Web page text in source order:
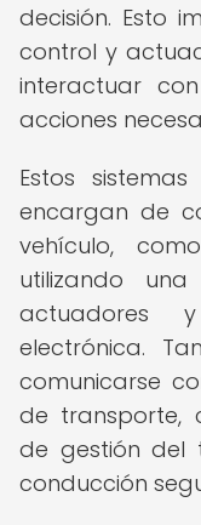
decisión. Esto
control y
interactuar
acciones
Estos
encargan de
vehículo,
utilizando
actuadores
electrónica.
comunicarse
de transporte,
de gestión del
conducción